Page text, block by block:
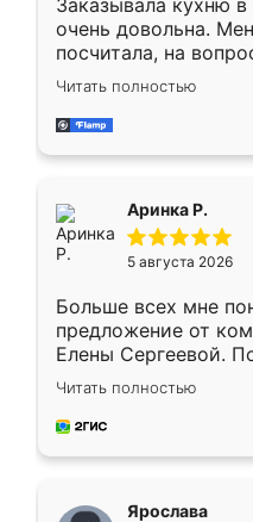
Заказывала кухню в
очень довольна.
посчитала, на
Замерщик приехал в
делу со всей
за день, ребята
Читать полностью
Аринка Р.
5 августа 2026
Больше всех мне
предложение от
Елены Сергеевой.
короткие сроки
для замера
предложил по
Читать полностью
Ярослава